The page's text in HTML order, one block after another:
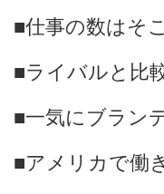
■仕事の数はそ
■ライバルと比
■一気にブラン
■アメリカで働